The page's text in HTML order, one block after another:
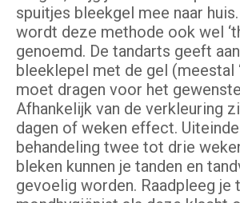
spuitjes bleekgel mee naar
wordt deze methode ook wel
genoemd. De tandarts geeft
bleeklepel met de gel (meestal
moet dragen voor het
Afhankelijk van de verkleuring
dagen of weken effect.
behandeling twee tot drie
bleken kunnen je tanden en
gevoelig worden. Raadpleeg je